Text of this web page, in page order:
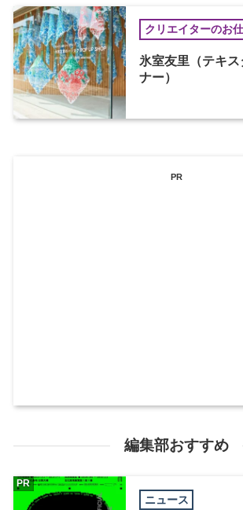
クリエイターのお
氷室友里（テキス
ナー）
PR
編集部おすすめ
ニュース
PR